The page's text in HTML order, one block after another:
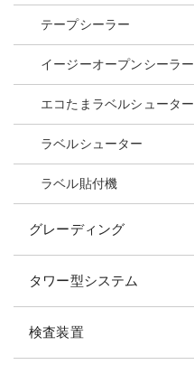
テープシーラー
イージーオープンシーラー
エコたまラベルシューター
ラベルシューター
ラベル貼付機
グレーディング
タワー型システム
検査装置